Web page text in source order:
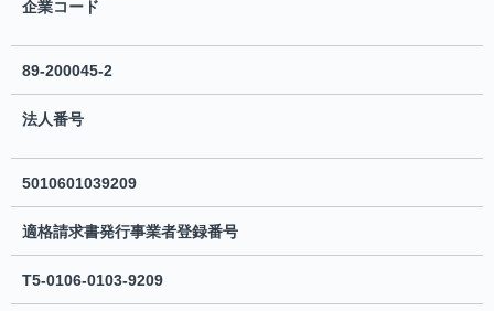
企業コード
89-200045-2
法人番号
5010601039209
適格請求書発行事業者登録番号
T5-0106-0103-9209